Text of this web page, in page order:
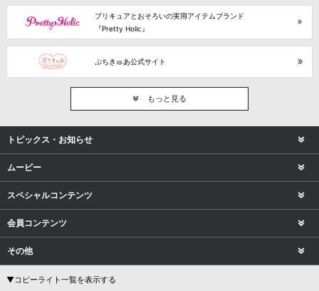
プリキュアとおそろいの実用アイテムブランド
『Pretty Holic』
ぷちきゅあ公式サイト
もっと見る
トピックス・お知らせ
ムービー
スペシャルコンテンツ
会員コンテンツ
その他
▼コピーライト一覧を表示する